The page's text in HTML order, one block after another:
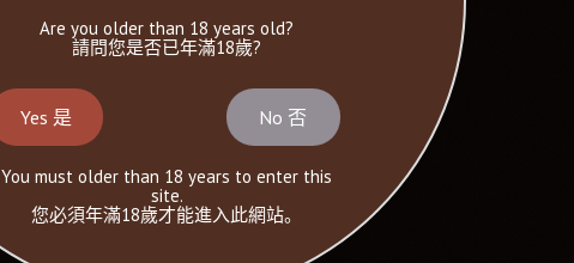
Are you older than 18 years old?
請問您是否已年滿18歲?
Yes 是 No 否
You must older than 18 years to enter this
site.
您必須年滿18歲才能進入此網站。